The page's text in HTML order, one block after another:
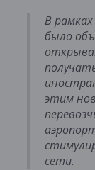
В
было
этим
сети.